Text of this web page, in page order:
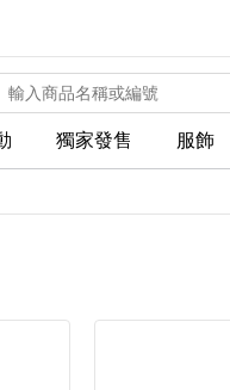
獨家發售 服飾